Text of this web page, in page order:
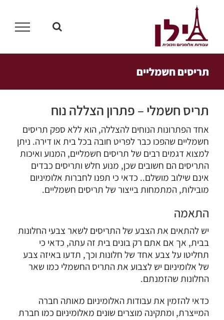
תריסים חשמליים
תריס חשמלי – פתרון הצללה נוח
אחד הפתרונות הנוחים להצללה, הוא ללא ספק תריסים
חשמליים שהפכו כבר לפריט חובה בכל בית או דירה. ניתן
למצוא דגמים רבים של תריסים חשמליים, המנוע ואיכות
התריסים הם חשובים שכן, מנוע חלש ותריסים כבדים
אינם שילוב מושלם.. כדאי כי תפנו לחברות אלומיניום
מובילות, המתמחות בייצור של תריסים חשמליים.
התאמה
יש להתאים את הצבע של התריסים לשאר צבעי החלונות
בבית, אך אם אתם רק בונים בית זה עתה, כדאי כי
תחליטו על צבע אחד של חלונות וכך, תדעו באיזה צבע
של אלומיניום יש לצבוע את התריס החשמלי כמו שאר
החלונות שהזמנתם.
כדאי להזמין את עבודות האלומיניום מאותה חברה
המייצרת, ומתקינה מוצרים שונים מאלומיניום כמו חברת